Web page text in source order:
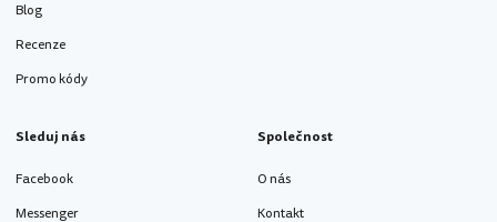
Blog
Recenze
Promo kódy
Sleduj nás
Facebook
Messenger
Společnost
O nás
Kontakt